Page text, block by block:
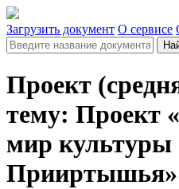
Загрузить документ О сервисе
Проект
тему: Проект
мир культуры
Прииртышья»